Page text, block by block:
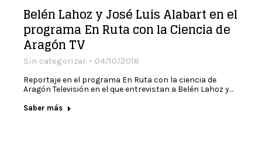
Belén Lahoz y José Luis Alabart en el
programa En Ruta con la Ciencia de
Aragón TV
Sin categorizar 04/10/2018
Reportaje en el programa En Ruta con la ciencia de
Aragón Televisión en el que entrevistan a Belén Lahoz y…
Saber más